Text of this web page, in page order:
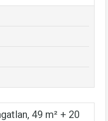
49 m² + 20